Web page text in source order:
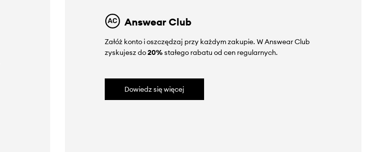
Answear Club
Załóż konto i oszczędzaj przy każdym zakupie. W Answear Club
zyskujesz do20%stałego rabatu od cen regularnych.
Dowiedz się więcej